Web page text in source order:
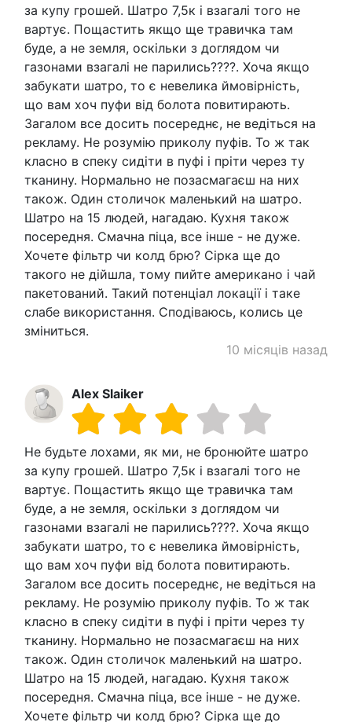
за купу грошей. Шатро 7,5к і взагалі того не
вартує. Пощастить якщо ще травичка там
буде, а не земля, оскільки з доглядом чи
газонами взагалі не парились????. Хоча якщо
забукати шатро, то є невелика ймовірність,
що вам хоч пуфи від болота повитирають.
Загалом все досить посереднє, не ведіться на
рекламу. Не розумію приколу пуфів. То ж так
класно в спеку сидіти в пуфі і пріти через ту
тканину. Нормально не позасмагаєш на них
також. Один столичок маленький на шатро.
Шатро на 15 людей, нагадаю. Кухня також
посередня. Смачна піца, все інше - не дуже.
Хочете фільтр чи колд брю? Сірка ще до
такого не дійшла, тому пийте американо і чай
пакетований. Такий потенціал локації і таке
слабе використання. Сподіваюсь, колись це
зміниться.
10 місяців назад
Alex Slaiker
Не будьте лохами, як ми, не бронюйте шатро
за купу грошей. Шатро 7,5к і взагалі того не
вартує. Пощастить якщо ще травичка там
буде, а не земля, оскільки з доглядом чи
газонами взагалі не парились????. Хоча якщо
забукати шатро, то є невелика ймовірність,
що вам хоч пуфи від болота повитирають.
Загалом все досить посереднє, не ведіться на
рекламу. Не розумію приколу пуфів. То ж так
класно в спеку сидіти в пуфі і пріти через ту
тканину. Нормально не позасмагаєш на них
також. Один столичок маленький на шатро.
Шатро на 15 людей, нагадаю. Кухня також
посередня. Смачна піца, все інше - не дуже.
Хочете фільтр чи колд брю? Сірка ще до